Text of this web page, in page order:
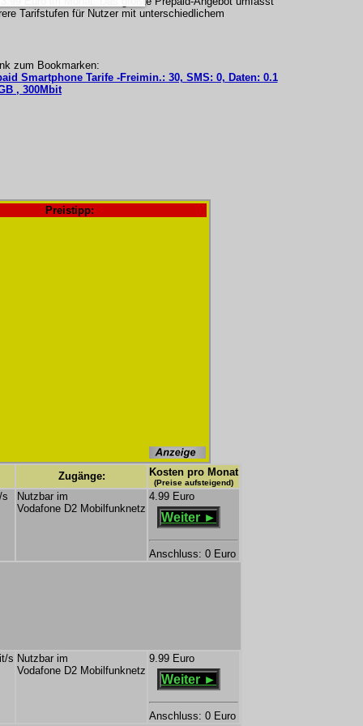
Tarifstufen für Nutzer mit unterschiedlichem
zum Bookmarken:
Smartphone Tarife -Freimin.: 30, SMS: 0, Daten: 0.1
, 300Mbit
Preistipp:
Zugänge: Kosten pro Monat
(Preise aufsteigend)
s
Nutzbar im
Vodafone D2 Mobilfunknetz
4.99 Euro
Weiter ►
Anschluss: 0 Euro
s Nutzbar im
Vodafone D2 Mobilfunknetz
9.99 Euro
Weiter ►
Anschluss: 0 Euro